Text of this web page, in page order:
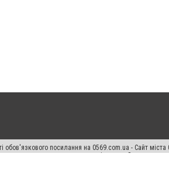
посилання на 0569.com.ua - Сайт
виняткових прав переслідується Законом.